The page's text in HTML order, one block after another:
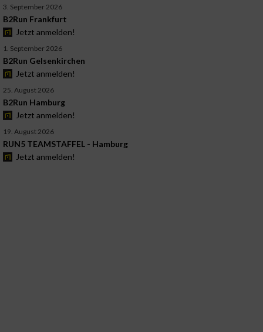
3. September 2026
B2Run Frankfurt
Jetzt anmelden!
1. September 2026
B2Run Gelsenkirchen
Jetzt anmelden!
25. August 2026
B2Run Hamburg
Jetzt anmelden!
19. August 2026
RUN5 TEAMSTAFFEL - Hamburg
Jetzt anmelden!